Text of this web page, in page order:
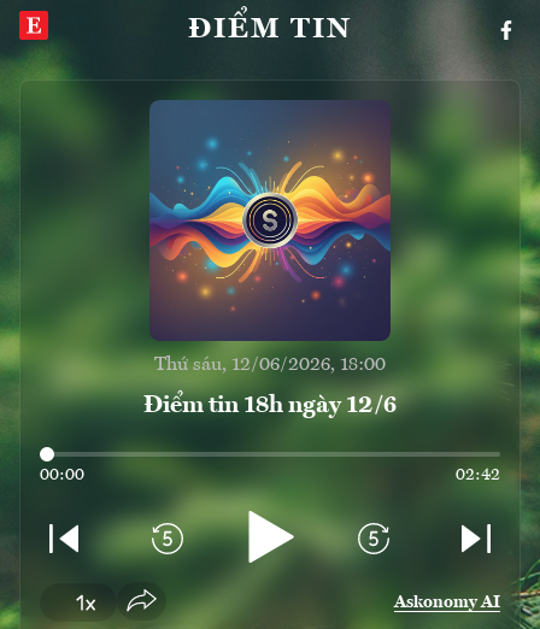
ĐIỂM TIN
Thứ sáu, 12/06/2026, 18:00
Điểm tin 18h ngày 12/6
00:00 02:42
Askonomy AI